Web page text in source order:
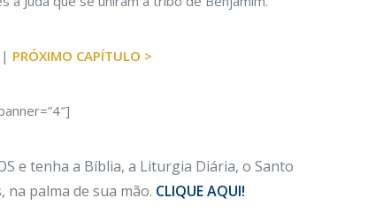
| PRÓXIMO CAPÍTULO >
e tenha a Bíblia, a Liturgia Diária, o Santo
na palma de sua mão. CLIQUE AQUI!